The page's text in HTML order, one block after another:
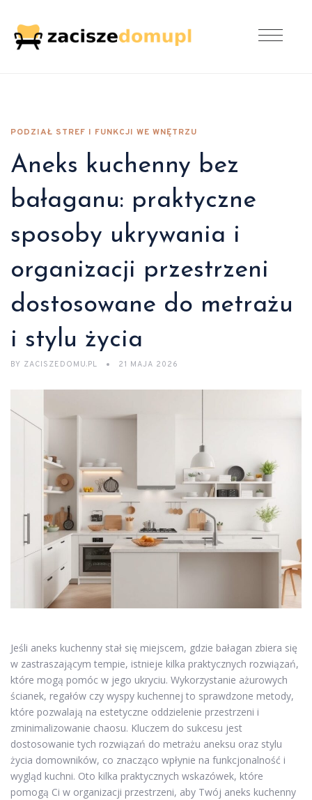
PODZIAŁ STREF I FUNKCJI WE WNĘTRZU
Aneks kuchenny bez
bałaganu: praktyczne
sposoby ukrywania i
organizacji przestrzeni
dostosowane do metrażu
i stylu życia
BY ZACISZEDOMU.PL 21 MAJA 2026
Jeśli aneks kuchenny stał się miejscem, gdzie bałagan zbiera się
w zastraszającym tempie, istnieje kilka praktycznych rozwiązań,
które mogą pomóc w jego ukryciu. Wykorzystanie ażurowych
ścianek, regałów czy wyspy kuchennej to sprawdzone metody,
które pozwalają na estetyczne oddzielenie przestrzeni i
zminimalizowanie chaosu. Kluczem do sukcesu jest
dostosowanie tych rozwiązań do metrażu aneksu oraz stylu
życia domowników, co znacząco wpłynie na funkcjonalność i
wygląd kuchni. Oto kilka praktycznych wskazówek, które
pomogą Ci w organizacji przestrzeni, aby Twój aneks kuchenny